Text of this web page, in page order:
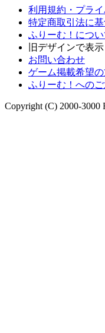
利用規約・プラ
特定商取引法に
ふりーむ！につい
旧デザインで表示
お問い合わせ
ゲーム掲載希望
ふりーむ！への
Copyright (C) 2000-3000